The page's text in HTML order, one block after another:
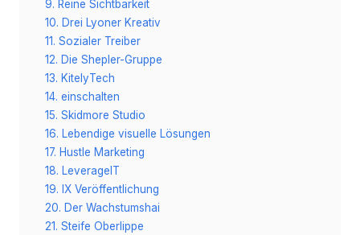
9. Reine Sichtbarkeit
10. Drei Lyoner Kreativ
11. Sozialer Treiber
12. Die Shepler-Gruppe
13. KitelyTech
14. einschalten
15. Skidmore Studio
16. Lebendige visuelle Lösungen
17. Hustle Marketing
18. LeverageIT
19. IX Veröffentlichung
20. Der Wachstumshai
21. Steife Oberlippe